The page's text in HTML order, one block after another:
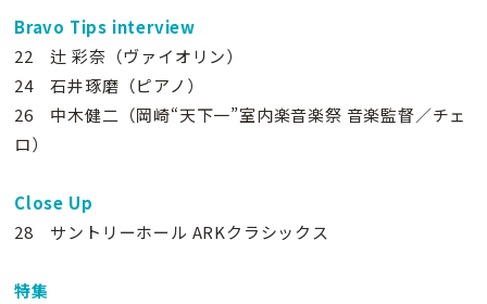
Bravo Tips interview
22 辻 彩奈（ヴァイオリン）
24 石井琢磨（ピアノ）
26 中木健二（岡崎“天下一”室内楽音楽祭 音楽監督／チェ
ロ）
Close Up
28 サントリーホール ARKクラシックス
特集